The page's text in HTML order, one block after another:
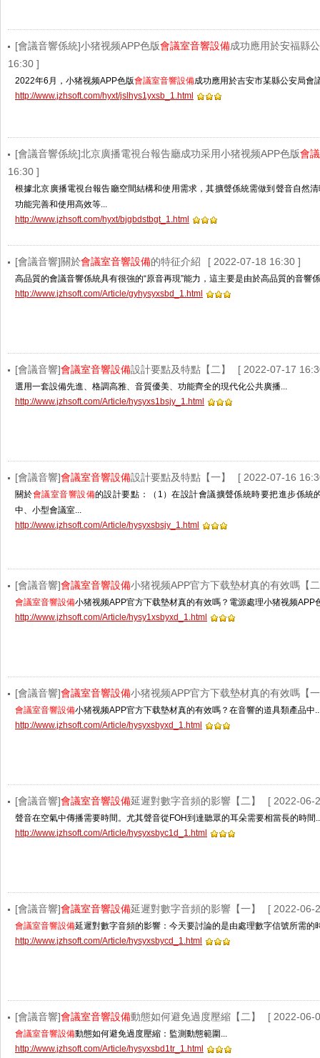
[會議音響係統]小猪视频APP色版會議室音響設備成功應用於安福縣
16:30 ]
2022年6月，小猪视频APP色版會議室音響設備成功應用於吉安市某縣公安局會
http://www.jzhsoft.com/hyxt/jslhys1yxsb_1.html
[會議音響係統]北京廣播電視台報告廳成功采用小猪视频APP色版會
16:30 ]
根據北京廣播電視台報告廳空間結構和使用需求，其擴聲係統需做到聲音自然清晰、
功能完善和使用高效等...
http://www.jzhsoft.com/hyxt/bjgbdstbgt_1.html
[會議音響]關於會議室音響設備的特征介紹 [ 2022-07-18 16:30 ]
高品質的會議音響係統具有很強的“原音再現”能力，這主要是由於高品質的音
http://www.jzhsoft.com/Article/gyhysyxsbd_1.html
[會議音響]會議室音響設備設計要點及特點【二】 [ 2022-07-17
選用一套設備先進、格調高雅、音質優美、功能齊全的現代化公共廣播...
http://www.jzhsoft.com/Article/hysyxs1bsjy_1.html
[會議音響]會議室音響設備設計要點及特點【一】 [ 2022-07-16
關於會議室音響設備的設計要點：（1）在設計會議擴聲係統時要把進步係
中、小型會議室...
http://www.jzhsoft.com/Article/hysyxsbsjy_1.html
[會議音響]會議室音響設備小猪视频APP官方下载墊材真的有效嗎【
會議室音響設備小猪视频APP官方下载墊材真的有效嗎？電源處理小猪视频
http://www.jzhsoft.com/Article/hysy1xsbyxd_1.html
[會議音響]會議室音響設備小猪视频APP官方下载墊材真的有效嗎【
會議室音響設備小猪视频APP官方下载墊材真的有效嗎？在音響的道具類產品中
http://www.jzhsoft.com/Article/hysyxsbyxd_1.html
[會議音響]會議室音響設備延遲對數字音頻的影響【二】 [ 2022-06-
聲音在空氣中傳播需要時間。尤其聲音從FOH到達聽眾的耳朵需要相當長的時間
http://www.jzhsoft.com/Article/hysyxsbyc1d_1.html
[會議音響]會議室音響設備延遲對數字音頻的影響【一】 [ 2022-06-
會議室音響設備延遲對數字音頻的影響：今天要討論的是由處理數字信號所需
http://www.jzhsoft.com/Article/hysyxsbycd_1.html
[會議音響]會議室音響設備動態如何避免過度壓縮【二】 [ 2022-06-
會議室音響設備動態如何避免過度壓縮：監測動態範圍...
http://www.jzhsoft.com/Article/hysyxsbd1tr_1.html